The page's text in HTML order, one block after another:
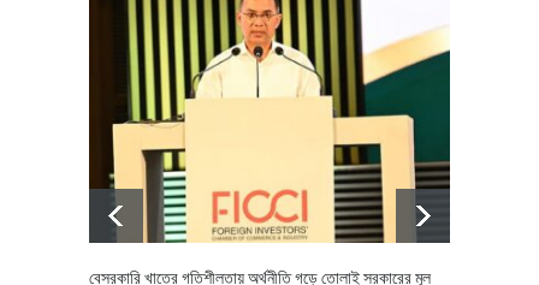
বেসরকারি খাতের গতিশীলতায় অর্থনীতি গড়ে তোলাই সরকারের মূল